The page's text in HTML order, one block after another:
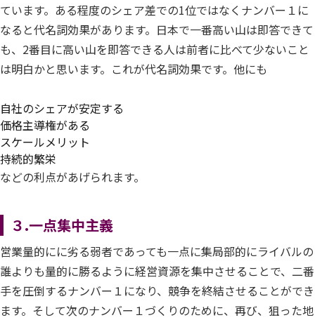
ています。ある程度のシェア差での1位ではなくナンバー１に
なると代名詞効果があります。日本で一番高い山は即答できて
も、2番目に高い山を即答できる人は前者に比べて少ないこと
は明白かと思います。これが代名詞効果です。他にも
自社のシェアが安定する
価格主導権がある
スケールメリット
持続的繁栄
などの利点があげられます。
３.一点集中主義
営業量的にに劣る弱者であっても一点に集局部的にライバルの
誰よりも量的に勝るように経営資源を集中させることで、二番
手を圧倒するナンバー１になり、競争を終結させることができ
ます。そして次のナンバー１づくりのために、再び、狙った地